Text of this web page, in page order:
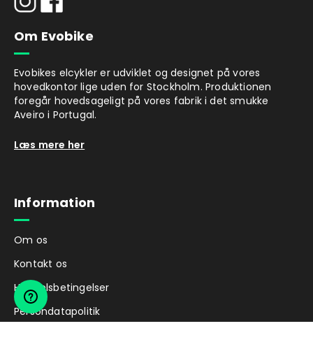
Om Evobike
Evobikes elcykler er udviklet og designet på vores
hovedkontor lige uden for Stockholm. Produktionen
foregår hovedsageligt på vores fabrik i det smukke
Aveiro i Portugal.
Læs mere her
Information
Om os
Kontakt os
Handelsbetingelser
Persondatapolitik